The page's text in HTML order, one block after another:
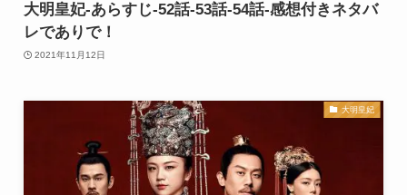
大明皇妃-あらすじ-52話-53話-54話-感想付きネタバ
レでありで！
2021年11月12日
大明皇妃